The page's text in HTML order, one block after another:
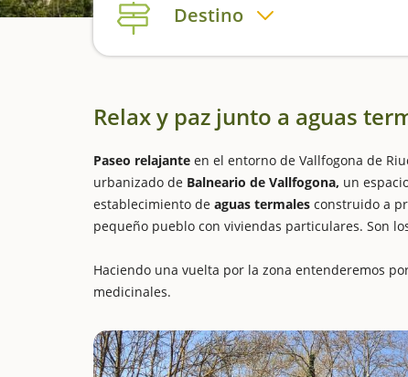
Destino
Relax y paz junto a aguas
Paseo relajante en el entorno de Vallfogona de
urbanizado de Balneario de Vallfogona, un
establecimiento de aguas termales construido a
pequeño pueblo con viviendas particulares. Son
Haciendo una vuelta por la zona entenderemos
medicinales.